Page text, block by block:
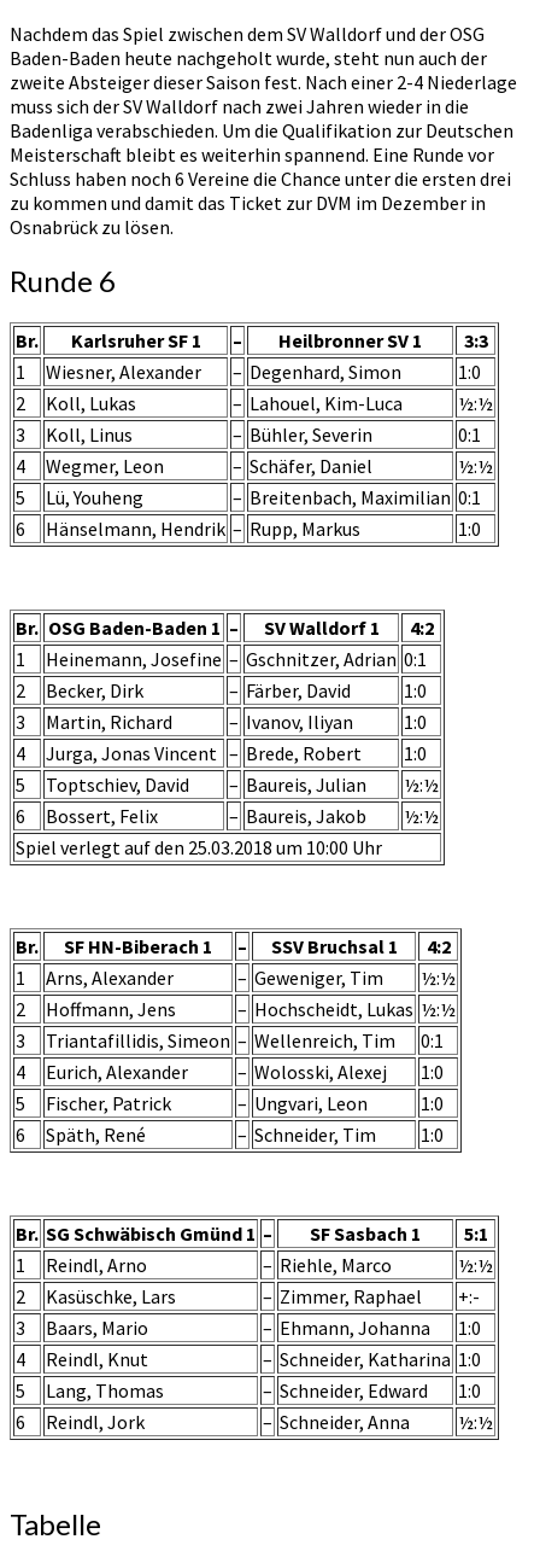
ab
Nachdem das Spiel zwischen dem SV Walldorf und der OSG
Baden-Baden heute nachgeholt wurde, steht nun auch der
zweite Absteiger dieser Saison fest. Nach einer 2-4 Niederlage
muss sich der SV Walldorf nach zwei Jahren wieder in die
Badenliga verabschieden. Um die Qualifikation zur Deutschen
Meisterschaft bleibt es weiterhin spannend. Eine Runde vor
Schluss haben noch 6 Vereine die Chance unter die ersten drei
zu kommen und damit das Ticket zur DVM im Dezember in
Osnabrück zu lösen.
Runde 6
Br. Karlsruher SF 1 – Heilbronner SV 1
3:3
1
Wiesner, Alexander – Degenhard, Simon
1:0
2
Koll, Lukas – Lahouel, Kim-Luca
½:½
3
Koll, Linus – Bühler, Severin
0:1
4
Wegmer, Leon – Schäfer, Daniel
½:½
5
Lü, Youheng – Breitenbach, Maximilian 0:1
6
Hänselmann, Hendrik – Rupp, Markus 1:0
Br. OSG Baden-Baden 1 – SV Walldorf 1
4:2
1
Heinemann, Josefine – Gschnitzer, Adrian 0:1
2
Becker, Dirk – Färber, David
1:0
3
Martin, Richard – Ivanov, Iliyan
1:0
4
Jurga, Jonas Vincent – Brede, Robert
1:0
5
Toptschiev, David – Baureis, Julian
½:½
6
Bossert, Felix – Baureis, Jakob
½:½
Spiel verlegt auf den 25.03.2018 um 10:00 Uhr
Br. SF HN-Biberach 1 – SSV Bruchsal 1
4:2
1
Arns, Alexander – Geweniger, Tim
½:½
2
Hoffmann, Jens – Hochscheidt, Lukas ½:½
3
Triantafillidis, Simeon – Wellenreich, Tim
0:1
4
Eurich, Alexander – Wolosski, Alexej
1:0
5
Fischer, Patrick – Ungvari, Leon
1:0
6
Späth, René – Schneider, Tim 1:0
Br. SG Schwäbisch Gmünd 1 – SF Sasbach 1
5:1
1
Reindl, Arno – Riehle, Marco
½:½
2
Kasüschke, Lars – Zimmer, Raphael
+:-
3
Baars, Mario – Ehmann, Johanna
1:0
4
Reindl, Knut – Schneider, Katharina 1:0
5
Lang, Thomas – Schneider, Edward
1:0
6
Reindl, Jork – Schneider, Anna ½:½
Tabelle